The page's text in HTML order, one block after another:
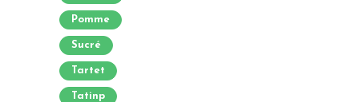
Pomme
Sucré
Tartet
Tatinp